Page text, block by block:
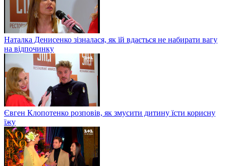
Наталка Денисенко зізналася, як їй вдається не набирати вагу
на відпочинку
Євген Клопотенко розповів, як змусити дитину їсти корисну
їжу